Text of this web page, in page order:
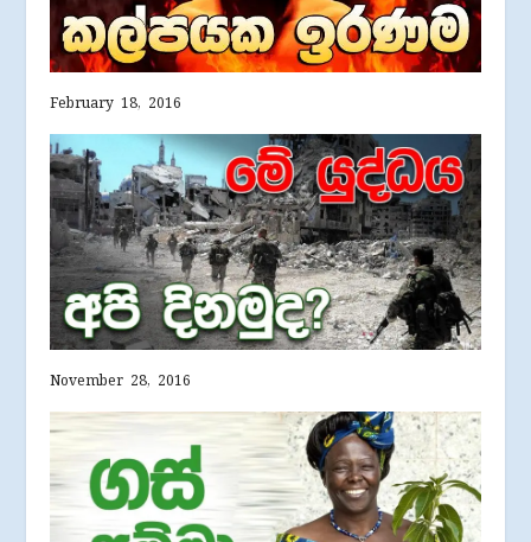
February 18, 2016
November 28, 2016